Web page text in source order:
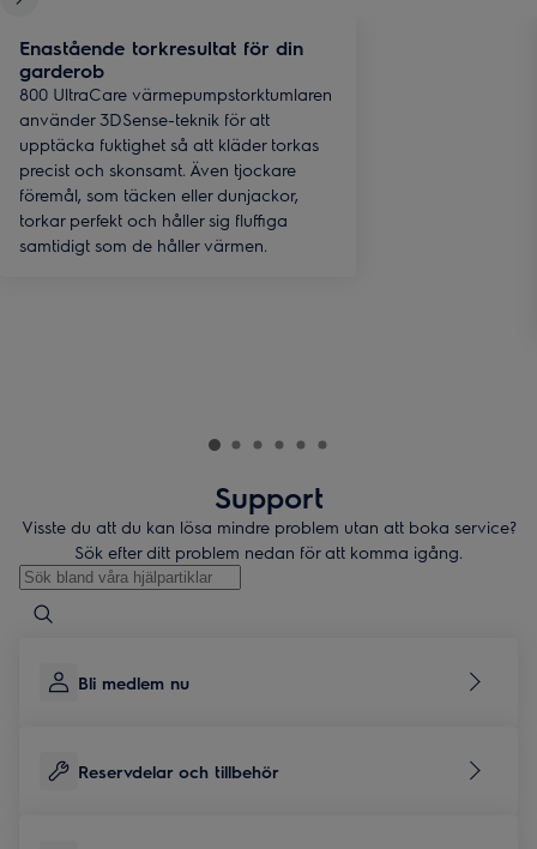
Enastående torkresultat för din
garderob
800 UltraCare värmepumpstorktumlaren
använder 3DSense-teknik för att
upptäcka fuktighet så att kläder torkas
precist och skonsamt. Även tjockare
föremål, som täcken eller dunjackor,
torkar perfekt och håller sig fluffiga
samtidigt som de håller värmen.
Support
Visste du att du kan lösa mindre problem utan att boka service?
Sök efter ditt problem nedan för att komma igång.
Skriv här för att söka i supportartiklar
Bli medlem nu
Reservdelar och tillbehör